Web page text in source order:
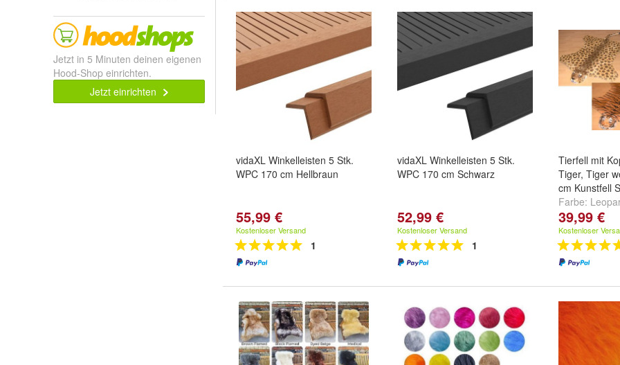
Jetzt in 5 Minuten deinen eigenen
Hood-Shop einrichten.
Jetzt einrichten
vidaXL Winkelleisten 5 Stk.
WPC 170 cm Hellbraun
55,99 €
Kostenloser Versand
1
vidaXL Winkelleisten 5 Stk.
WPC 170 cm Schwarz
52,99 €
Kostenloser Versand
1
Tierfell mit
Tiger, Tiger
cm Kunstfell
Farbe:
und Tiger
39,99 €
Kostenloser